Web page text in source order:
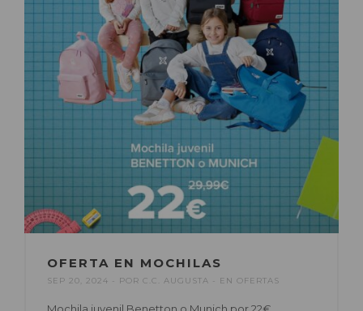
OFERTA EN MOCHILAS
SEP 20, 2024 POR C.C. AUGUSTA EN OFERTAS